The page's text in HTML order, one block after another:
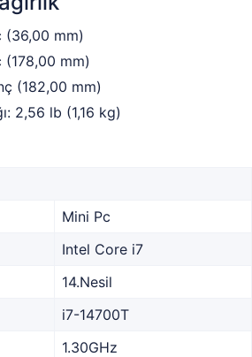
(36,00 mm)
(178,00 mm)
(182,00 mm)
2,56 lb (1,16 kg)
Mini Pc
Intel Core i7
14.Nesil
i7-14700T
1.30GHz